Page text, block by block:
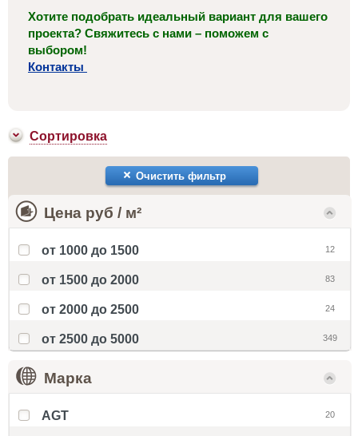
Хотите подобрать идеальный вариант для вашего
проекта? Свяжитесь с нами – поможем с
выбором!
Контакты
Сортировка
Очистить фильтр
Цена руб / м²
от 1000 до 1500 12
от 1500 до 2000 83
от 2000 до 2500 24
от 2500 до 5000 349
Марка
AGT 20